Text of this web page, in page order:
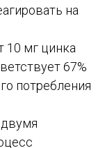
на
10 мг цинка
67%
потребления